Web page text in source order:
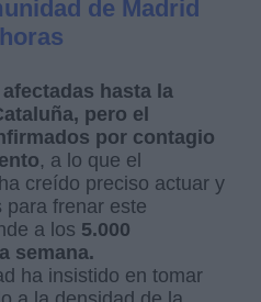
de Madrid
hasta la
pero el
por contagio
, a lo que el
creído preciso actuar y
para frenar este
a los 5.000
semana.
ha insistido en tomar